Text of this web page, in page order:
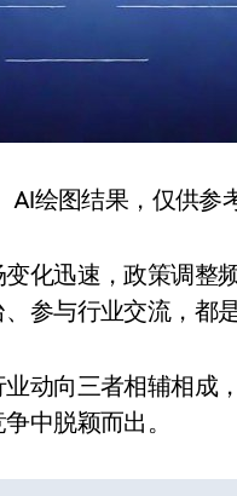
AI绘图结果，仅供参
化迅速，政策调整
参与行业交流，都
动向三者相辅相成
中脱颖而出。